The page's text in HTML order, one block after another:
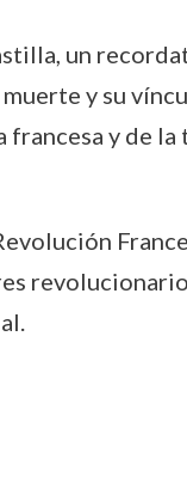
un
y su
y de la